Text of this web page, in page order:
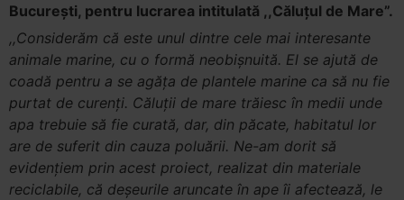
București, pentru lucrarea intitulată ,,Căluțul de Mare”.
,,Considerăm că este unul dintre cele mai interesante
animale marine, cu o formă neobișnuită. El se ajută de
coadă pentru a se agăța de plantele marine ca să nu fie
purtat de curenți. Căluții de mare trăiesc în medii unde
apa trebuie să fie curată, dar, din păcate, habitatul lor
are de suferit din cauza poluării. Ne-am dorit să
evidențiem prin acest proiect, realizat din materiale
reciclabile, că deșeurile aruncate în ape îi afectează, le